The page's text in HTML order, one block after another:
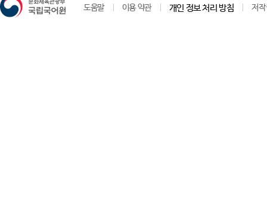
도움말 이용 약관 개인 정보 처리 방침 저